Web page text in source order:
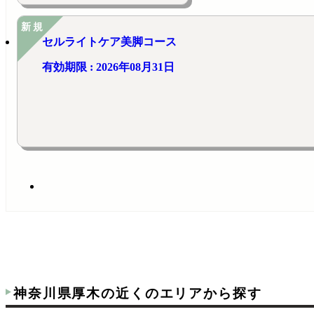
新規
セルライトケア美脚コース
有効期限 : 2026年08月31日
神奈川県厚木の近くのエリアから探す